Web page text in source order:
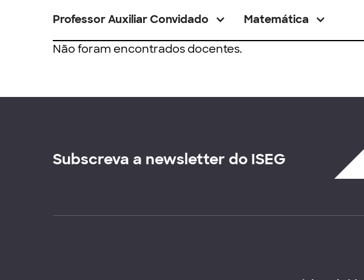
Professor Auxiliar Convidado Matemática
Não foram encontrados docentes.
Subscreva a newsletter do ISEG